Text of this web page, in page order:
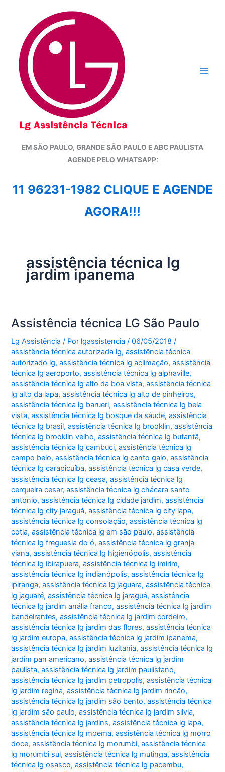
conteúdo
EM SÃO PAULO, GRANDE SÃO PAULO E ABC PAULISTA
AGENDE PELO WHATSAPP:
11 96231-1982 CLIQUE E AGENDE
AGORA!!!
assistência técnica lg
jardim ipanema
Assistência técnica LG São Paulo
Lg Assistência / Por lgassistencia/06/05/2018 /
assistência técnica autorizada lg,assistência técnica
autorizado lg,assistência técnica lg aclimação,assistência
técnica lg aeroporto,assistência técnica lg alphaville,
assistência técnica lg alto da boa vista,assistência técnica
lg alto da lapa,assistência técnica lg alto de pinheiros,
assistência técnica lg barueri,assistência técnica lg bela
vista,assistência técnica lg bosque da sáude,assistência
técnica lg brasil,assistência técnica lg brooklin,assistência
técnica lg brooklin velho,assistência técnica lg butantã,
assistência técnica lg cambuci,assistência técnica lg
campo belo,assistência técnica lg canto galo,assistência
técnica lg carapicuíba,assistência técnica lg casa verde,
assistência técnica lg ceasa,assistência técnica lg
cerqueira cesar,assistência técnica lg chácara santo
antonio,assistência técnica lg cidade jardim,assistência
técnica lg city jaraguá,assistência técnica lg city lapa,
assistência técnica lg consolação,assistência técnica lg
cotia,assistência técnica lg em são paulo,assistência
técnica lg freguesia do ó,assistência técnica lg granja
viana,assistência técnica lg higienópolis,assistência
técnica lg ibirapuera,assistência técnica lg imirim,
assistência técnica lg indianópolis,assistência técnica lg
ipiranga,assistência técnica lg jaguara,assistência técnica
lg jaguaré,assistência técnica lg jaraguá,assistência
técnica lg jardim anália franco,assistência técnica lg jardim
bandeirantes,assistência técnica lg jardim cordeiro,
assistência técnica lg jardim das flores,assistência técnica
lg jardim europa,assistência técnica lg jardim ipanema,
assistência técnica lg jardim luzitania,assistência técnica lg
jardim pan americano,assistência técnica lg jardim
paulista,assistência técnica lg jardim paulistano,
assistência técnica lg jardim petropolis,assistência técnica
lg jardim regina,assistência técnica lg jardim rincão,
assistência técnica lg jardim são bento,assistência técnica
lg jardim são paulo,assistência técnica lg jardim silvia,
assistência técnica lg jardins,assistência técnica lg lapa,
assistência técnica lg moema,assistência técnica lg morro
doce,assistência técnica lg morumbi,assistência técnica
lg morumbi sul,assistência técnica lg mutinga,assistência
técnica lg osasco,assistência técnica lg pacembu,